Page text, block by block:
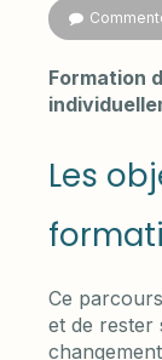
Formation
Les
Ce
et de rester